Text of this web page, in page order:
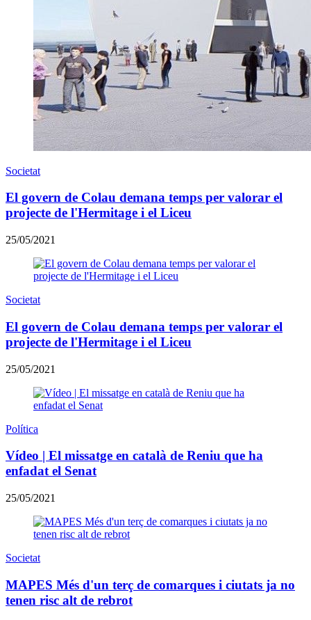
Societat
El govern de Colau demana temps per valorar el
projecte de l'Hermitage i el Liceu
25/05/2021
Societat
El govern de Colau demana temps per valorar el
projecte de l'Hermitage i el Liceu
25/05/2021
Política
Vídeo | El missatge en català de Reniu que ha
enfadat el Senat
25/05/2021
Societat
MAPES Més d'un terç de comarques i ciutats ja no
tenen risc alt de rebrot